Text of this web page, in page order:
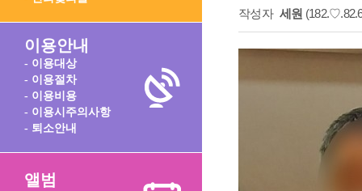
이용안내
- 이용대상
- 이용절차
- 이용비용
- 이용시주의사항
- 퇴소안내
앨범
작성자 세원